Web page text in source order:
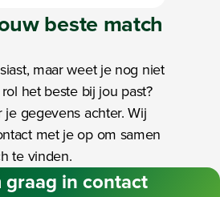
beste match
maar weet je nog niet
het beste bij jou past?
je gegevens achter. Wij
met je op om samen
te vinden.
graag in contact